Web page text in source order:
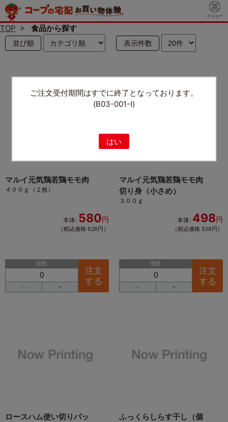
ご注文受付期間はすでに終了となっております。
(B03-001-I)
はい
メニュー
TOP > 食品から探す
並び順 表示件数
マルイ元気鶏若鶏モモ肉
４００ｇ（２枚）
本体: 580円
（税込価格 626円）
個数
－ ＋
注文
する
マルイ元気鶏若鶏モモ肉
切り身（小さめ）
３００ｇ
本体: 498円
（税込価格 538円）
個数
－ ＋
注文
する
ロースハム使い切りパッ
ふっくらしらす干し（個